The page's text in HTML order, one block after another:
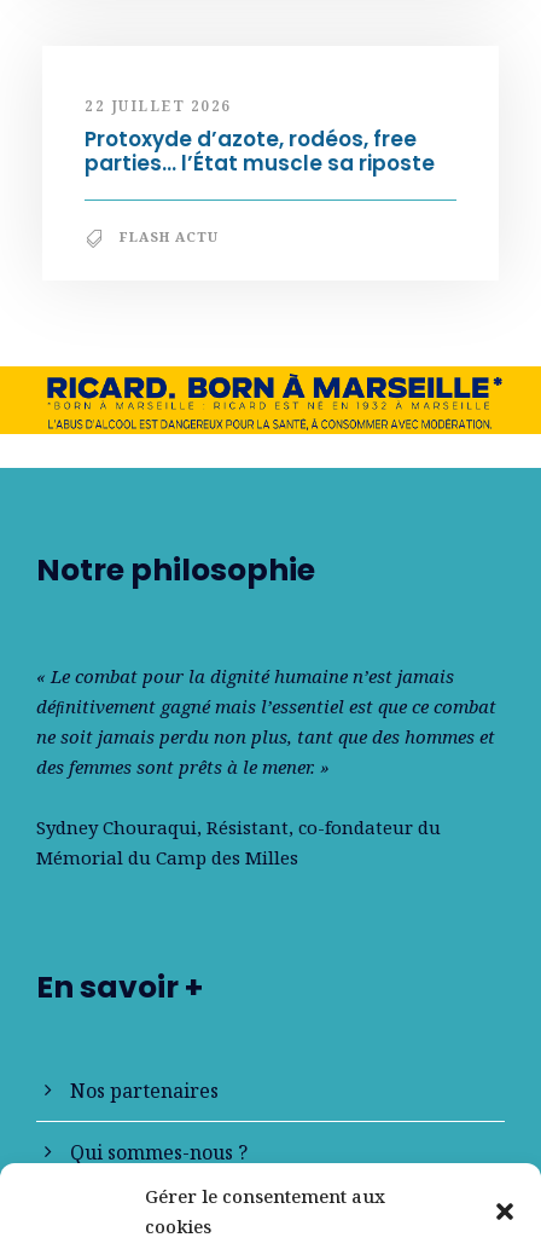
Gérer le consentement aux
cookies
22 JUILLET 2026
Protoxyde d’azote, rodéos, free
parties… l’État muscle sa riposte
FLASH ACTU
Notre philosophie
« Le combat pour la dignité humaine n’est jamais
déﬁnitivement gagné mais l’essentiel est que ce combat
ne soit jamais perdu non plus, tant que des hommes et
des femmes sont prêts à le mener. »
Sydney Chouraqui, Résistant, co-fondateur du
Mémorial du Camp des Milles
En savoir +
Nos partenaires
Qui sommes-nous ?
Contactez-nous